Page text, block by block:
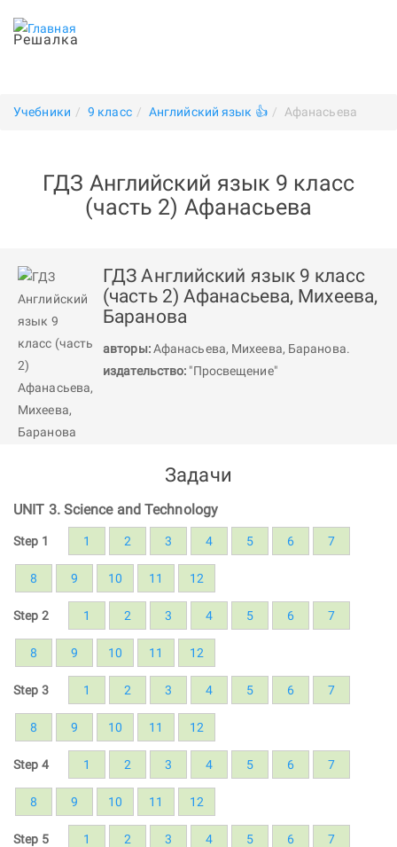
Решалка
Учебники 9 класс Английский язык 👍 Афанасьева
ГДЗ Английский язык 9 класс
(часть 2) Афанасьева
ГДЗ Английский язык 9 класс
(часть 2) Афанасьева, Михеева,
Баранова
авторы:Афанасьева, Михеева, Баранова.
издательство: "Просвещение"
Задачи
UNIT 3. Science and Technology
Step 1 1 2 3 4 5 6 7
8 9 10 11 12
Step 2 1 2 3 4 5 6 7
8 9 10 11 12
Step 3 1 2 3 4 5 6 7
8 9 10 11 12
Step 4 1 2 3 4 5 6 7
8 9 10 11 12
Step 5 1 2 3 4 5 6 7